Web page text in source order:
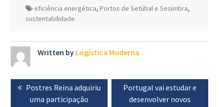
eficiência energética, Portos de Setúbal e Sesimbra,
sustentabilidade
Written by Logística Moderna
Navegação
de Previous
post:
Postres Reina adquiriu
uma participação
Next
post:
Portugal vai estudar e
desenvolver novos